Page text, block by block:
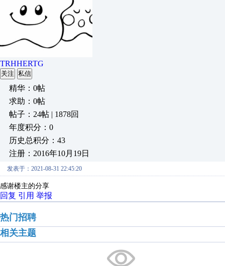
TRHHERTG
关注 私信
精华：0帖
求助：0帖
帖子：24帖 | 1878回
年度积分：0
历史总积分：43
注册：2016年10月19日
发表于：2021-08-31 22:45:20
感谢楼主的分享
回复 引用 举报
热门招聘
相关主题